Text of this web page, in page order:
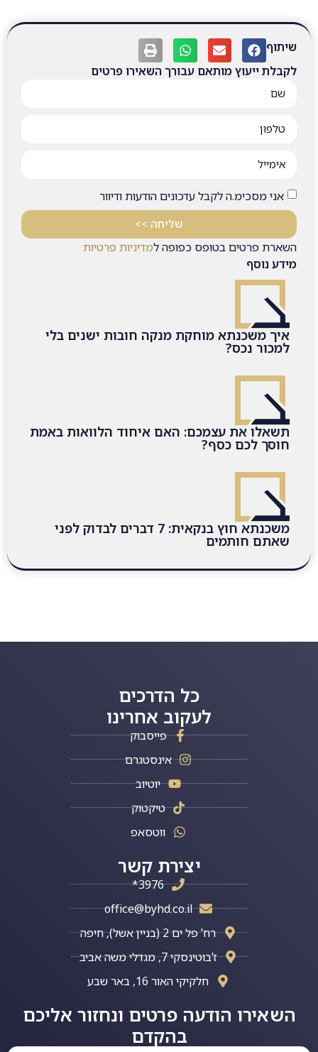
שיתוף
לקבלת ייעוץ מותאם עבורך השאירו פרטים
אני מסכימ.ה לקבל עדכונים הודעות ודיוור
שליחה >>
השארת פרטים בטופס כפופה למדיניות פרטיות
מידע נוסף
איך משכנתא מוחקת מנקה חובות ישנים בלי
למכור נכס?
תשאלו את עצמכם: האם איחוד הלוואות באמת
חוסך לכם כסף?
משכנתא חוץ בנקאית: 7 דברים לבדוק לפני
שאתם חותמים
כל הדרכים
לעקוב אחרינו
פייסבוק
אינסטגרם
יוטיוב
טיקטוק
ווטסאפ
השאירו הודעה פרטים ונחזור אליכם
בהקדם
יצירת קשר
3976*
office@byhd.co.il
רח' פל ים 2 (בניין אשל), חיפה
ז'בוטינסקי 7, מגדלי משה אביב
חלקיקי האור 16, באר שבע